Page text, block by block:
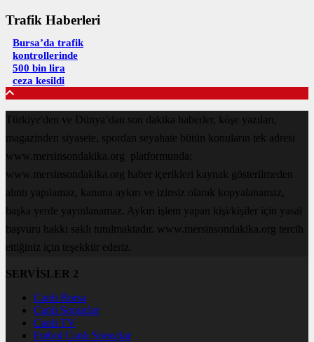
Trafik Haberleri
Bursa’da trafik
kontrollerinde
500 bin lira
ceza kesildi
Türkiye'den ve Dünya’dan son dakika haberler, köşe yazıları,
magazinden siyasete, spordan seyahate bütün konuların tek adresi
www.mersinsondakika.org platformunda;
www.mersinsondakika.org haber içerikleri kaynak gösterilmeden
alıntı yapılamaz, kanuna aykırı ve izinsiz olarak kopyalanamaz,
başka yerde yayınlanamaz. Aykırı işlem yapan kişi/kişiler için yasal
başvuru hakkı saklı tutulmaktadır. www.mersinsondakika.org tercih
ettiğiniz için teşekkür ederiz.
SERVİSLER 2
Canlı Borsa
Canlı Sonuçlar
Canlı TV
Futbol Canlı Sonuçlar